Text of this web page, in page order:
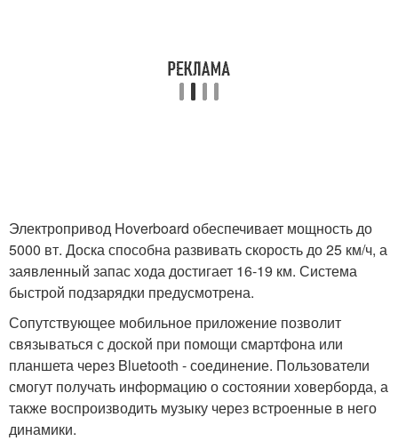
Электропривод Hoverboard обеспечивает мощность до
5000 вт. Доска способна развивать скорость до 25 км/ч, а
заявленный запас хода достигает 16-19 км. Система
быстрой подзарядки предусмотрена.
Сопутствующее мобильное приложение позволит
связываться с доской при помощи смартфона или
планшета через Bluetooth - соединение. Пользователи
смогут получать информацию о состоянии ховерборда, а
также воспроизводить музыку через встроенные в него
динамики.